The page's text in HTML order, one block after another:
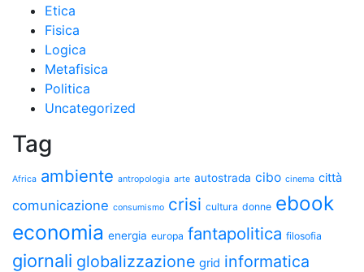
Etica
Fisica
Logica
Metafisica
Politica
Uncategorized
Tag
Africa ambiente antropologia arte autostrada cibo cinema città
comunicazione consumismo crisi cultura donne ebook
economia energia europa fantapolitica filosofia
giornali globalizzazione grid informatica